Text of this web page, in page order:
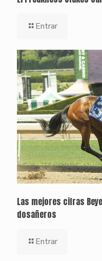
Entrar
Las mejores cifras
dosañeros
Entrar